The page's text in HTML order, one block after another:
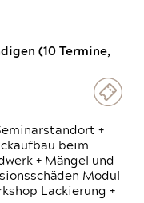
(10 Termine,
+
beim
+ Mängel und
Modul
Lackierung +